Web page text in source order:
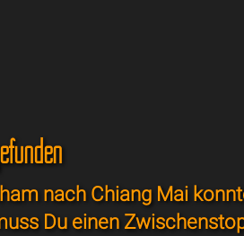
nach Chiang Mai
Du einen